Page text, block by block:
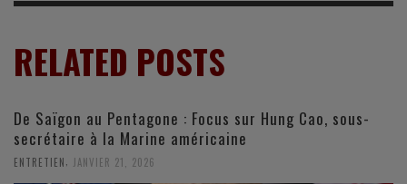
RELATED POSTS
De Saïgon au Pentagone : Focus sur Hung Cao, sous-
secrétaire à la Marine américaine
ENTRETIEN JANVIER 21, 2026